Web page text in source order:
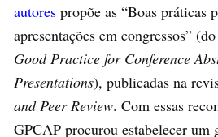
autores propõe as “Boas práticas
apresentações em congressos”
Good Practice for Conference
Presentations), publicadas na
and Peer Review. Com essas
GPCAP procurou estabelecer um